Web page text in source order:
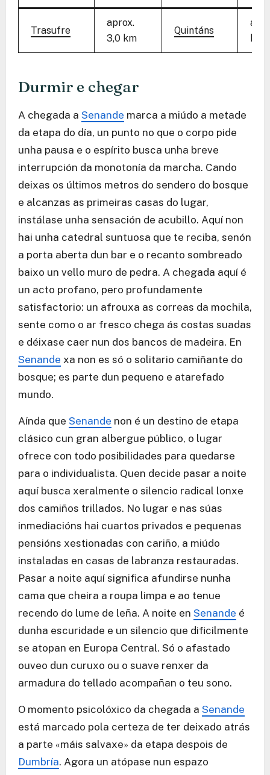
Trasufre
aprox.
3,0 km
Quintáns
Durmir e chegar
A chegada a Senande marca a miúdo a metade
da etapa do día, un punto no que o corpo pide
unha pausa e o espírito busca unha breve
interrupción da monotonía da marcha. Cando
deixas os últimos metros do sendero do bosque
e alcanzas as primeiras casas do lugar,
instálase unha sensación de acubillo. Aquí non
hai unha catedral suntuosa que te reciba, senón
a porta aberta dun bar e o recanto sombreado
baixo un vello muro de pedra. A chegada aquí é
un acto profano, pero profundamente
satisfactorio: un afrouxa as correas da mochila,
sente como o ar fresco chega ás costas suadas
e déixase caer nun dos bancos de madeira. En
Senande xa non es só o solitario camiñante do
bosque; es parte dun pequeno e atarefado
mundo.
Aínda que Senande non é un destino de etapa
clásico cun gran albergue público, o lugar
ofrece con todo posibilidades para quedarse
para o individualista. Quen decide pasar a noite
aquí busca xeralmente o silencio radical lonxe
dos camiños trillados. No lugar e nas súas
inmediacións hai cuartos privados e pequenas
pensións xestionadas con cariño, a miúdo
instaladas en casas de labranza restauradas.
Pasar a noite aquí significa afundirse nunha
cama que cheira a roupa limpa e ao tenue
recendo do lume de leña. A noite en Senande é
dunha escuridade e un silencio que dificilmente
se atopan en Europa Central. Só o afastado
ouveo dun curuxo ou o suave renxer da
armadura do tellado acompañan o teu sono.
O momento psicolóxico da chegada a Senande
está marcado pola certeza de ter deixado atrás
a parte «máis salvaxe» da etapa despois de
Dumbría. Agora un atópase nun espazo